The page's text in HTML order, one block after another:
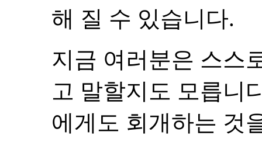
해 질 수 있습니다.
지금 여러분은 스스
고 말할지도 모릅니
에게도 회개하는 것